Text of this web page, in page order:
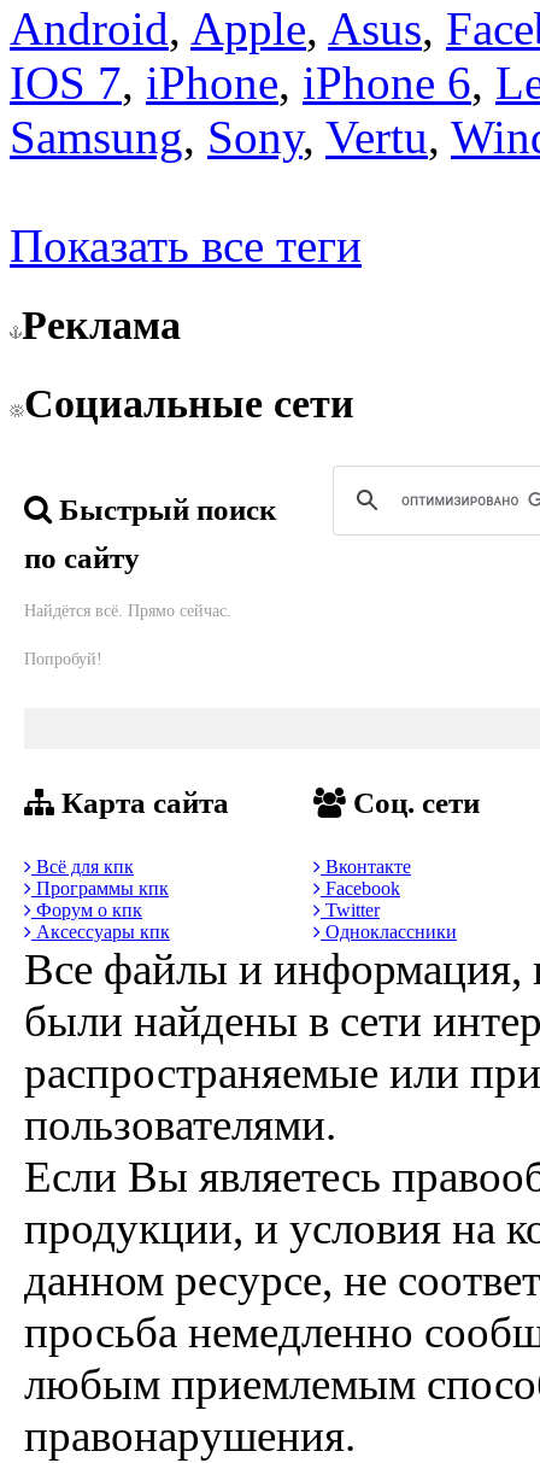
Android, Apple, Asus,
IOS 7, iPhone, iPhone 6,
Samsung, Sony, Vertu,
Показать все теги
Реклама
Социальные сети
Быстрый поиск
по сайту
Найдётся всё. Прямо сейчас.
Попробуй!
Карта сайта
Всё для кпк
Программы кпк
Форум о кпк
Аксессуары кпк
Соц. сети
Вконтакте
Facebook
Twitter
Одноклассники
Все файлы и информация,
были найдены в сети
распространяемые или
пользователями.
Если Вы являетесь
продукции, и условия на
данном ресурсе, не
просьба немедленно
любым приемлемым
правонарушения.